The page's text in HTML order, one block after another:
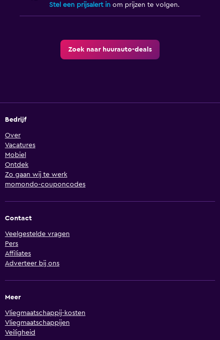
Stel een prijsalert in om prijzen te volgen.
Zoek naar huurauto-deals
Bedrijf
Over
Vacatures
Mobiel
Ontdek
Zo gaan wij te werk
momondo-couponcodes
Contact
Veelgestelde vragen
Pers
Affiliates
Adverteer bij ons
Meer
Vliegmaatschappij-kosten
Vliegmaatschappijen
Veiligheid